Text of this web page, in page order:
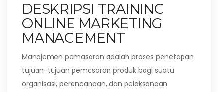
DESKRIPSI TRAINING
ONLINE MARKETING
MANAGEMENT
Manajemen pemasaran adalah proses penetapan
tujuan-tujuan pemasaran produk bagi suatu
organisasi, perencanaan, dan pelaksanaan